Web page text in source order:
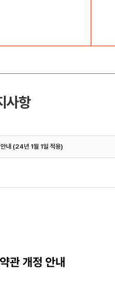
사항
안내 (24년 1월 1일 적용)